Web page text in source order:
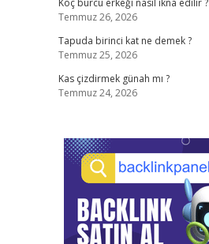
Koç burcu erkeği nasıl ikna edilir ?
Temmuz 26, 2026
Tapuda birinci kat ne demek ?
Temmuz 25, 2026
Kas çizdirmek günah mı ?
Temmuz 24, 2026